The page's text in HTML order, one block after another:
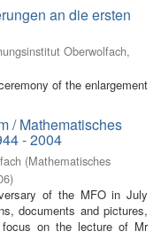
an die ersten
Oberwolfach,
of the enlargement
/ Mathematisches
- 2004
(Mathematisches
)
of the MFO in July
documents and pictures,
on the lecture of Mr